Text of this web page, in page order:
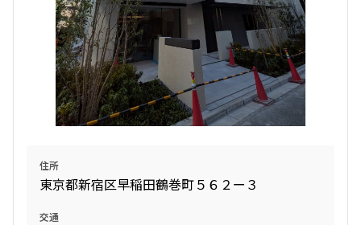
156,000円10,000円
1.0ヶ月 無
1DK25.30㎡
三井の賃貸 フリーレント
住所
東京都新宿区早稲田鶴巻町５６２ー３
交通